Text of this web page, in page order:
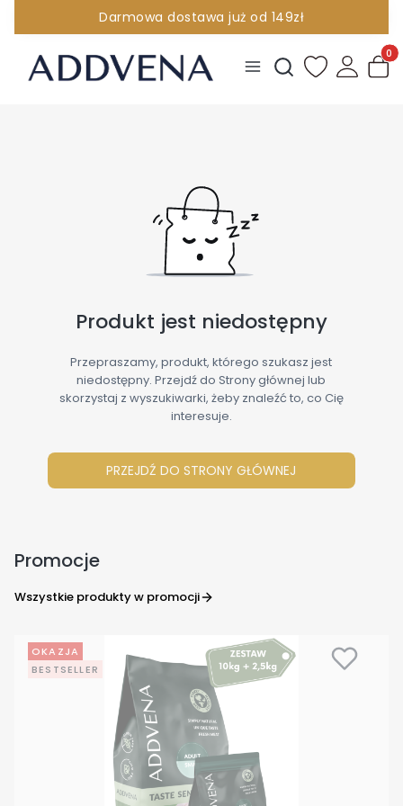
Darmowa dostawa już od 149zł
INFOLINIA 881 096 380
Otwórz
Produkt jest niedostępny
Przepraszamy, produkt, którego szukasz jest
niedostępny. Przejdź do Strony głównej lub
skorzystaj z wyszukiwarki, żeby znaleźć to, co Cię
interesuje.
PRZEJDŹ DO STRONY GŁÓWNEJ
Promocje
Wszystkie produkty w promocji
OKAZJA
BESTSELLER